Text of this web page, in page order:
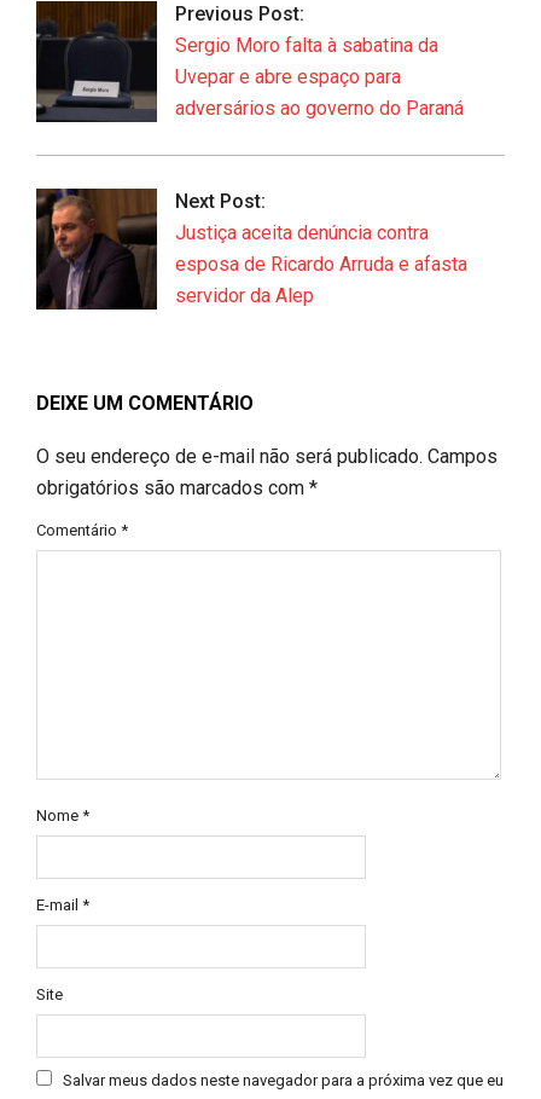
22
Previous Post:
Sergio Moro falta à sabatina da
Uvepar e abre espaço para
adversários ao governo do Paraná
Next Post:
Justiça aceita denúncia contra
esposa de Ricardo Arruda e afasta
servidor da Alep
DEIXE UM COMENTÁRIO
O seu endereço de e-mail não será publicado. Campos
obrigatórios são marcados com *
Comentário *
Nome *
E-mail *
Site
Salvar meus dados neste navegador para a próxima vez que eu